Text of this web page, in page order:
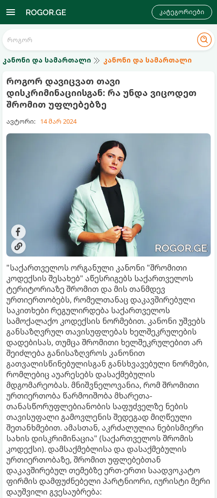
კატეგორიები
კანონი და სამართალი კანონი და სამართალი
როგორ დავიცვათ თავი
დისკრიმინაციისგან: რა უნდა ვიცოდეთ
შრომით უფლებებზე
ავტორი: 14 მარ 2024
"საქართველოს ორგანული კანონი "შრომითი
კოდექსის შესახებ" აწესრიგებს საქართველოს
ტერიტორიაზე შრომით და მის თანმდევ
ურთიერთობებს, რომელთანაც დაკავშირებული
საკითხები რეგულირდება საქართველოს
სამოქალაქო კოდექსის ნორმებით. კანონი უშვებს
განსაზღვრულ თავისუფლებას ხელშეკრულების
დადებისას, თუმცა შრომითი ხელშეკრულებით არ
შეიძლება განისაზღვროს კანონით
გათვალისწინებულისგან განსხვავებული ნორმები,
რომლებიც აუარესებს დასა­ქმებულის
მდგომარეობას. მნიშვნელოვანია, რომ შრომითი
ურთიერთობა წარმოიშობა მხარეთა­
თანასწორუფლებიანობის საფუძველზე ნების
თავისუფალი გამოვლენის შედეგად მიღწეული
შეთანხმებით. ამასთან, აკრძალულია ნებისმიერი
სახის დისკრიმინაცია" (საქართველოს შრომის
კოდექსი). დამსაქმებლისა და დასაქმებულის
ურთიერთობაზე, შრომით უფლებებთან
დაკავშირებულ თემებზე ერთ-ერთი საადვოკატო
ფირმის დამფუძნებელი პარტნიორი, იურისტი მერი
დაუშვილი გვესაუბრება: